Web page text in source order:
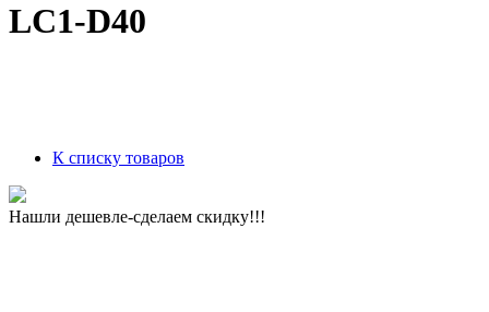
LC1-D40
К списку товаров
Нашли дешевле-сделаем скидку!!!